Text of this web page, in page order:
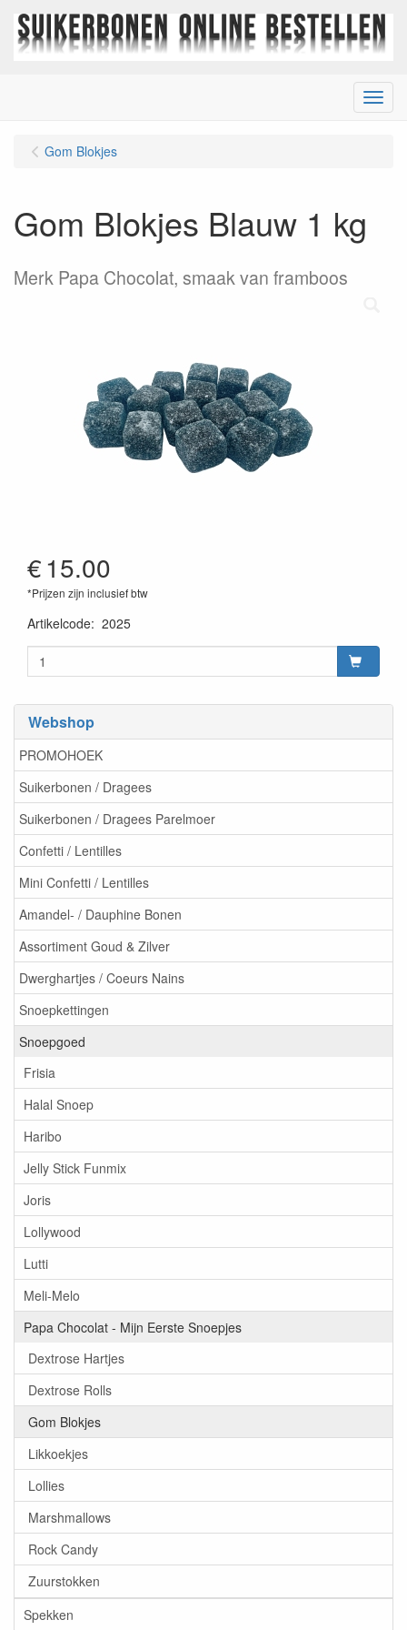
Menu
Webshop
PROMOHOEK
Suikerbonen / Dragees
Suikerbonen / Dragees Parelmoer
Confetti / Lentilles
Mini Confetti / Lentilles
Amandel- / Dauphine Bonen
Assortiment Goud & Zilver
Dwerghartjes / Coeurs Nains
Snoepkettingen
Snoepgoed
Frisia
Halal Snoep
Haribo
Jelly Stick Funmix
Joris
Lollywood
Lutti
Meli-Melo
Papa Chocolat - Mijn Eerste Snoepjes
Dextrose Hartjes
Dextrose Rolls
Gom Blokjes
Likkoekjes
Lollies
Marshmallows
Rock Candy
Zuurstokken
Spekken
Gom Blokjes
Gom Blokjes Blauw 1 kg
Merk Papa Chocolat, smaak van framboos
€15.00
*Prijzen zijn inclusief btw
Artikelcode: 2025